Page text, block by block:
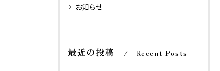
お知らせ
最近の投稿 Recent Posts